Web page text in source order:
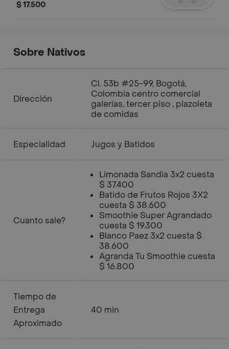
$ 17.500
Sobre Nativos
Dirección
Cl. 53b #25-99, Bogotá,
Colombia centro comercial
galerías, tercer piso , plazoleta
de comidas
Especialidad Jugos y Batidos
Cuanto sale?
Limonada Sandia 3x2 cuesta
$ 37.400
Batido de Frutos Rojos 3X2
cuesta $ 38.600
Smoothie Super Agrandado
cuesta $ 19.300
Blanco Paez 3x2 cuesta $
38.600
Agranda Tu Smoothie cuesta
$ 16.800
Tiempo de
Entrega
Aproximado
40 min